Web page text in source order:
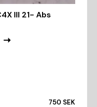
III 21- Abs
750 SEK